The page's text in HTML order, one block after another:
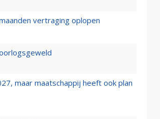
vertraging oplopen
maar maatschappij heeft ook plan